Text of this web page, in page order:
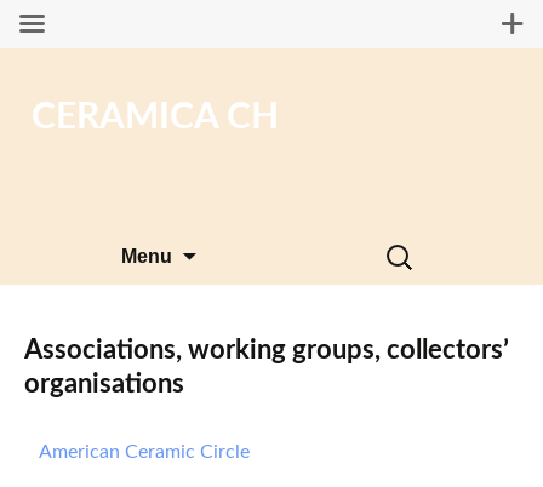
CERAMICA CH
Menu
Search
for:
Associations, working groups, collectors’
organisations
American Ceramic Circle